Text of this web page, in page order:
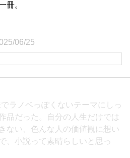
冊。
06/25
ラノベっぽくないテーマにしっ
品だった。自分の人生だけでは
ない、色んな人の価値観に想い
、小説って素晴らしいと思っ